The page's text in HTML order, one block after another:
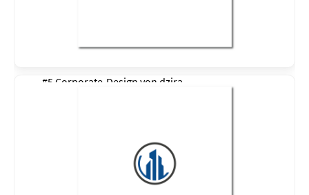
#5 Corporate-Design von dzira